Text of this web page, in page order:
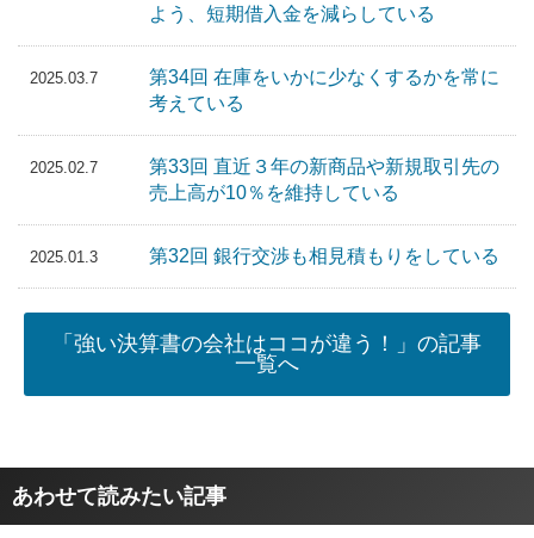
よう、短期借入金を減らしている
2025.03.7
第34回 在庫をいかに少なくするかを常に
考えている
2025.02.7
第33回 直近３年の新商品や新規取引先の
売上高が10％を維持している
2025.01.3 第32回 銀行交渉も相見積もりをしている
「強い決算書の会社はココが違う！」の記事
一覧へ
あわせて読みたい記事